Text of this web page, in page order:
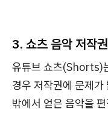
3. 쇼츠 음악 저작
유튜브 쇼츠(Shorts)
경우 저작권에 문제
밖에서 얻은 음악을